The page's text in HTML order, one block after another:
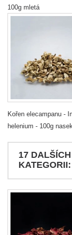
100g mletá
Kořen elecampanu -
helenium - 100g
17
KATEGORII: